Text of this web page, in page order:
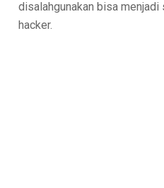
disalahgunakan bisa
hacker.